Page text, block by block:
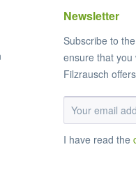
Newsletter
Subscribe to
ensure that
Filzrausch
I have read the